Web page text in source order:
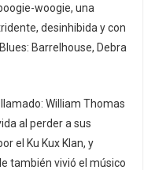
woogie, una
desinhibida y con
Barrelhouse, Debra
William Thomas
al perder a sus
el Ku Kux Klan, y
también vivió el músico